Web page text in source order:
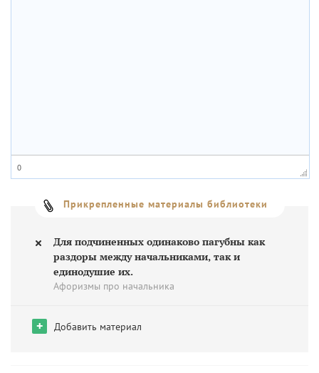
0
Прикрепленные материалы библиотеки
Для подчиненных одинаково пагубны как
раздоры между начальниками, так и
единодушие их.
Афоризмы про начальника
+ Добавить материал